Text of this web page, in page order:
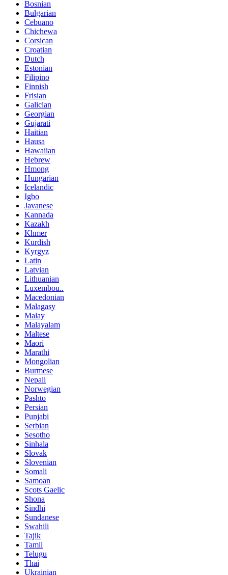
Bosnian
Bulgarian
Cebuano
Chichewa
Corsican
Croatian
Dutch
Estonian
Filipino
Finnish
Frisian
Galician
Georgian
Gujarati
Haitian
Hausa
Hawaiian
Hebrew
Hmong
Hungarian
Icelandic
Igbo
Javanese
Kannada
Kazakh
Khmer
Kurdish
Kyrgyz
Latin
Latvian
Lithuanian
Luxembou..
Macedonian
Malagasy
Malay
Malayalam
Maltese
Maori
Marathi
Mongolian
Burmese
Nepali
Norwegian
Pashto
Persian
Punjabi
Serbian
Sesotho
Sinhala
Slovak
Slovenian
Somali
Samoan
Scots Gaelic
Shona
Sindhi
Sundanese
Swahili
Tajik
Tamil
Telugu
Thai
Ukrainian